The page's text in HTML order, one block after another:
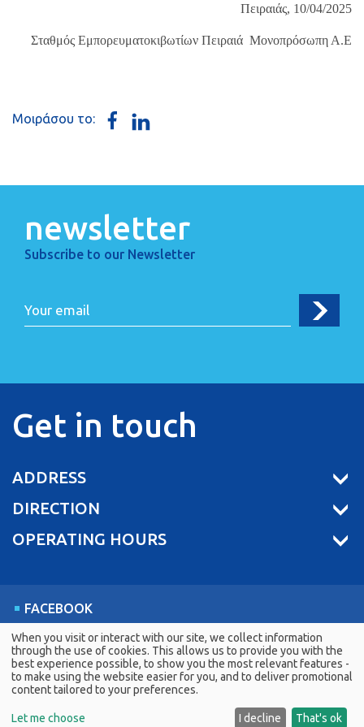
Πειραιάς, 10/04/2025
Σταθμός Εμπορευματοκιβωτίων Πειραιά Μονοπρόσωπη Α.Ε
Μοιράσου το:
newsletter
Subscribe to our Newsletter
Get in touch
ADDRESS
DIRECTION
OPERATING HOURS
FACEBOOK
LINKEDIN
YOUTUBE
PCT © 2026 All rights reserved.
G.E.MI. Number: 044791207000
When you visit or interact with our site, we collect information
through the use of cookies. This allows us to provide you with the
best experience possible, to show you the most relevant features -
to make using the website easier for you, and to deliver promotional
content tailored to your preferences.
Let me choose I decline That's ok